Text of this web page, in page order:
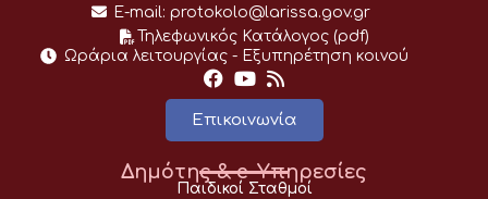
E-mail: protokolo@larissa.gov.gr
Τηλεφωνικός Κατάλογος (pdf)
Ωράρια λειτουργίας - Eξυπηρέτηση κοινού
Επικοινωνία
Δημότης & e-Υπηρεσίες
Παιδικοί Σταθμοί